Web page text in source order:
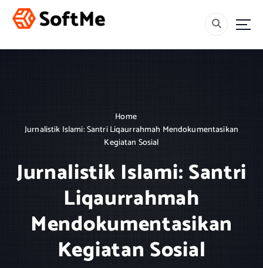
Home
Jurnalistik Islami: Santri Liqaurrahmah Mendokumentasikan
Kegiatan Sosial
Jurnalistik Islami: Santri
Liqaurrahmah
Mendokumentasikan
Kegiatan Sosial